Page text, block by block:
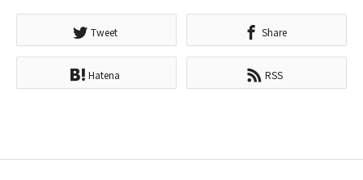
Tweet Share
Hatena RSS